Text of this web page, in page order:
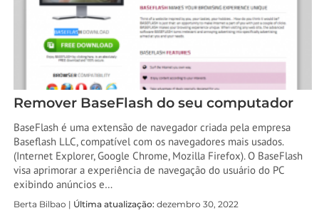
Remover BaseFlash do seu computador
BaseFlash é uma extensão de navegador criada pela empresa
Baseflash LLC, compatível com os navegadores mais usados.
(Internet Explorer, Google Chrome, Mozilla Firefox). O BaseFlash
visa aprimorar a experiência de navegação do usuário do PC
exibindo anúncios e…
Berta Bilbao | Última atualização: dezembro 30, 2022